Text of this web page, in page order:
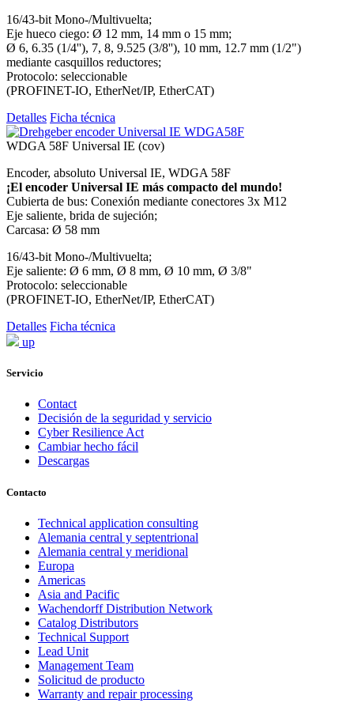
16/43-bit Mono-/Multivuelta;
Eje hueco ciego: Ø 12 mm, 14 mm o 15 mm;
Ø 6, 6.35 (1/4''), 7, 8, 9.525 (3/8''), 10 mm, 12.7 mm (1/2")
mediante casquillos reductores;
Protocolo: seleccionable
(PROFINET-IO, EtherNet/IP, EtherCAT)
Detalles Ficha técnica
WDGA 58F Universal IE (cov)
Encoder, absoluto Universal IE, WDGA 58F
¡El encoder Universal IE más compacto del mundo!
Cubierta de bus: Conexión mediante conectores 3x M12
Eje saliente, brida de sujeción;
Carcasa: Ø 58 mm
16/43-bit Mono-/Multivuelta;
Eje saliente: Ø 6 mm, Ø 8 mm, Ø 10 mm, Ø 3/8"
Protocolo: seleccionable
(PROFINET-IO, EtherNet/IP, EtherCAT)
Detalles Ficha técnica
up
Servicio
Contact
Decisión de la seguridad y servicio
Cyber Resilience Act
Cambiar hecho fácil
Descargas
Contacto
Technical application consulting
Alemania central y septentrional
Alemania central y meridional
Europa
Americas
Asia and Pacific
Wachendorff Distribution Network
Catalog Distributors
Technical Support
Lead Unit
Management Team
Solicitud de producto
Warranty and repair processing